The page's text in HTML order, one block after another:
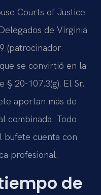
Courts of Justice
de Virginia
(patrocinador
se convirtió en la
§ 20-107.3(g). El Sr.
aportan más de
combinada. Todo
bufete cuenta con
profesional.
de